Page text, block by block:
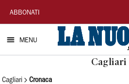
La
Nuova
Sardegna
ABBONATI
MENU
Cagliari
Cagliari Cronaca